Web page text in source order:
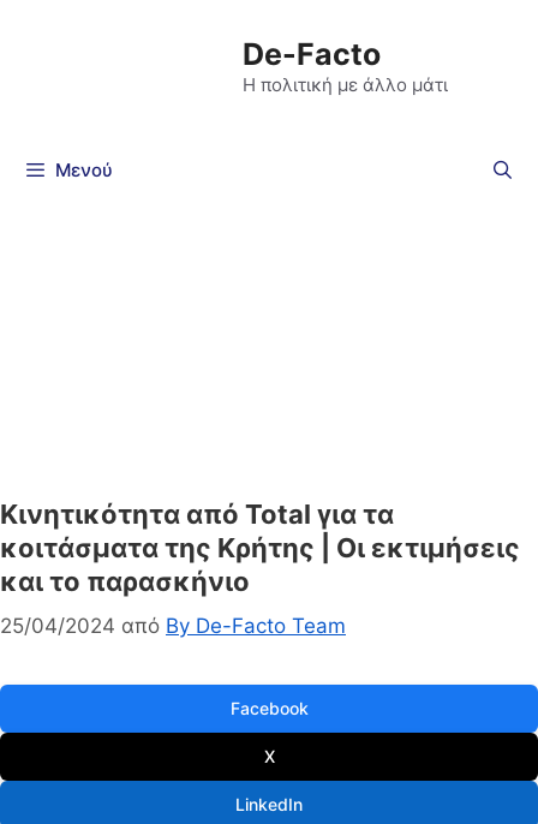
De-Facto
Η πολιτική με άλλο μάτι
Μενού
Κινητικότητα από Total για τα
κοιτάσματα της Κρήτης | Οι εκτιμήσεις
και το παρασκήνιο
25/04/2024 από By De-Facto Team
Facebook
X
LinkedIn